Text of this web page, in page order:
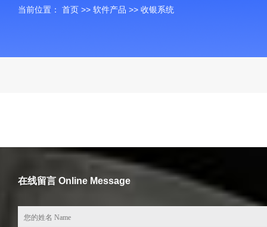
当前位置： 首页 >> 软件产品 >> 收银系统
在线留言 Online Message